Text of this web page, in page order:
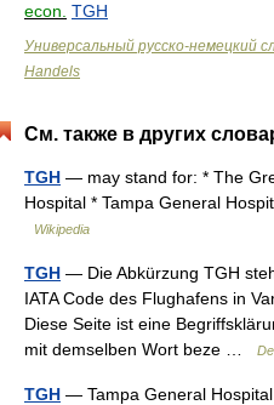
econ. TGH
Универсальный русско-немецкий
Handels
См. также в других
TGH — may stand for: * The
Hospital * Tampa General
Wikipedia
TGH — Die Abkürzung TGH
IATA Code des Flughafens in
Diese Seite ist eine
mit demselben Wort beze …
TGH — Tampa General